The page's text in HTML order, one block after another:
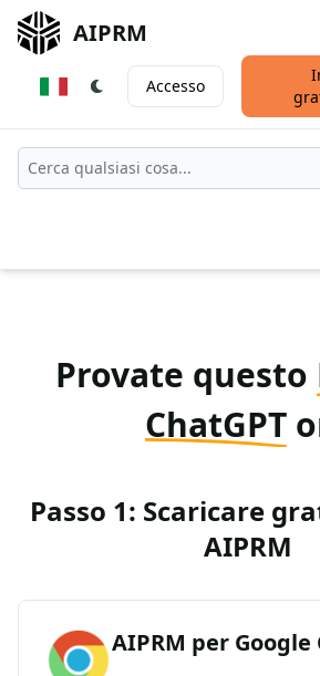
AIPRM
Accesso
Provate questo
ChatGPT
Passo 1: Scaricare
AIPRM
AIPRM per Google